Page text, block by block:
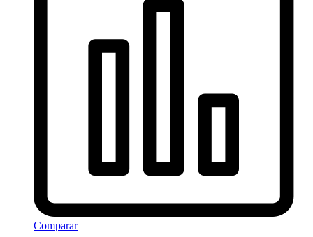
Comparar